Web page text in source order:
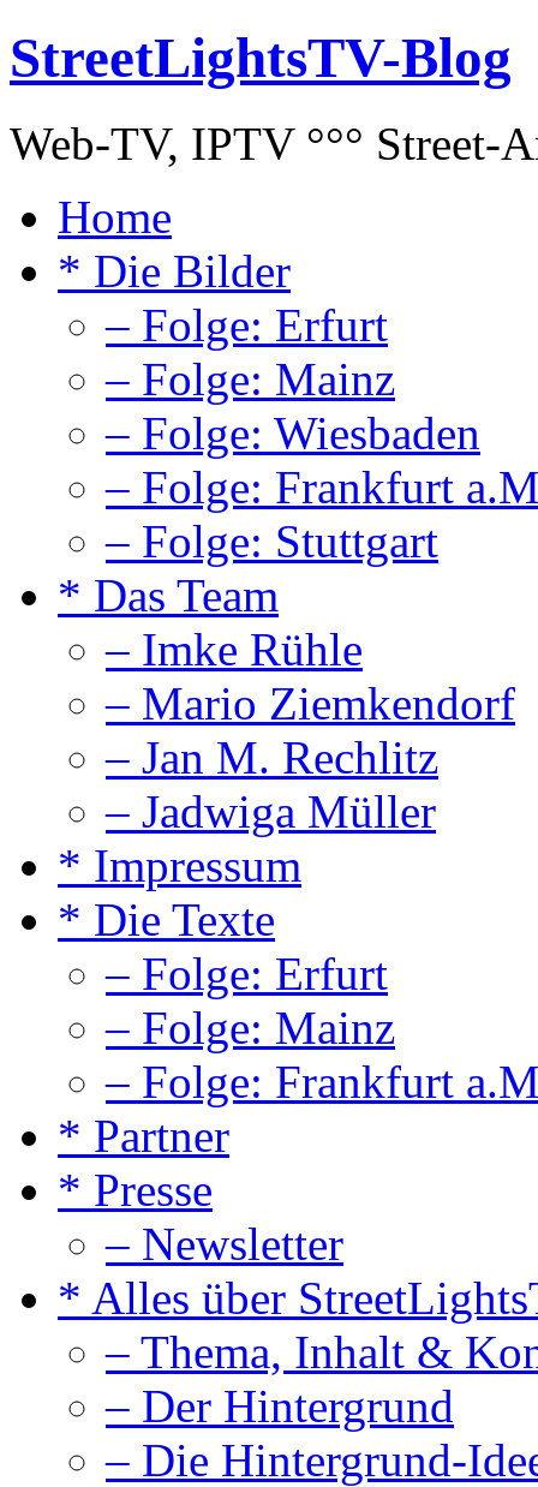
StreetLightsTV-Blog
Web-TV, IPTV °°° Street-
Home
* Die Bilder
– Folge: Erfurt
– Folge: Mainz
– Folge: Wiesbaden
– Folge: Frankfurt
– Folge: Stuttgart
* Das Team
– Imke Rühle
– Mario Ziemkendorf
– Jan M. Rechlitz
– Jadwiga Müller
* Impressum
* Die Texte
– Folge: Erfurt
– Folge: Mainz
– Folge: Frankfurt
* Partner
* Presse
– Newsletter
* Alles über
– Thema, Inhalt &
– Der Hintergrund
– Die Hintergrund-